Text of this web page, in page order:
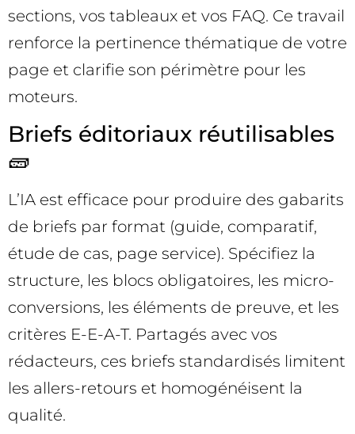
sections, vos tableaux et vos FAQ. Ce travail
renforce la pertinence thématique de votre
page et clarifie son périmètre pour les
moteurs.
Briefs éditoriaux réutilisables
🧱
L’IA est efficace pour produire des gabarits
de briefs par format (guide, comparatif,
étude de cas, page service). Spécifiez la
structure, les blocs obligatoires, les micro-
conversions, les éléments de preuve, et les
critères E-E-A-T. Partagés avec vos
rédacteurs, ces briefs standardisés limitent
les allers-retours et homogénéisent la
qualité.